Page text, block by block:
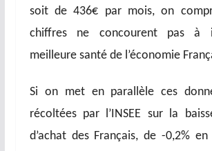
soit de 436€ par mois, on
chiffres ne concourent pas à
meilleure santé de l’économie
Si on met en parallèle ces
récoltées par l’INSEE sur la
d’achat des Français, de -0,2%